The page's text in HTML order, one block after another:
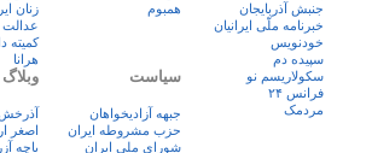
جنبش آذربایجان
خبرنامه ملّی ایرانیان
خودنویس
سپیده دم
سکولاریسم نو
فرانس ۲۴
مردمک
همبوم
زنان
عدالت
کمیته
هرانا
سیاست
جبهه آزادیخواهان
حزب مشروطه ایران
شورای ملی ایران
وبلاگ
آذرخش
اصغر
باچه